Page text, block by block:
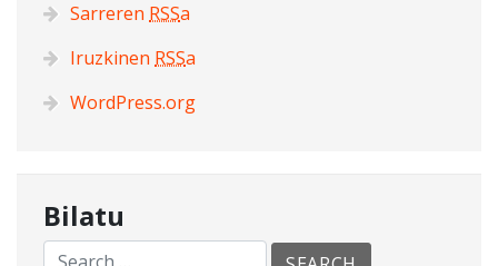
Sarreren RSSa
Iruzkinen RSSa
WordPress.org
Bilatu